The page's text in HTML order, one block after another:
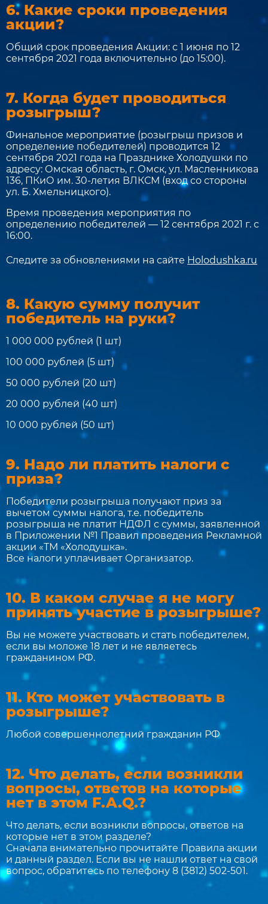
6. Какие сроки проведения
акции?
Общий срок проведения Акции: с 1 июня по 12
сентября 2021 года включительно (до 15:00).
7. Когда будет проводиться
розыгрыш?
Финальное мероприятие (розыгрыш призов и
определение победителей) проводится 12
сентября 2021 года на Празднике Холодушки по
адресу: Омская область, г. Омск, ул. Масленникова
136, ПКиО им. 30-летия ВЛКСМ (вход со стороны
ул. Б. Хмельницкого).
Время проведения мероприятия по
определению победителей — 12 сентября 2021 г. с
16:00.
Следите за обновлениями на сайте Holodushka.ru
8. Какую сумму получит
победитель на руки?
1 000 000 рублей (1 шт)
100 000 рублей (5 шт)
50 000 рублей (20 шт)
20 000 рублей (40 шт)
10 000 рублей (50 шт)
9. Надо ли платить налоги с
приза?
Победители розыгрыша получают приз за
вычетом суммы налога, т.е. победитель
розыгрыша не платит НДФЛ с суммы, заявленной
в Приложении №1 Правил проведения Рекламной
акции «ТМ «Холодушка».
Все налоги уплачивает Организатор.
10. В каком случае я не могу
принять участие в розыгрыше?
Вы не можете участвовать и стать победителем,
если вы моложе 18 лет и не являетесь
гражданином РФ.
11. Кто может участвовать в
розыгрыше?
Любой совершеннолетний гражданин РФ
12. Что делать, если возникли
вопросы, ответов на которые
нет в этом F.A.Q.?
Что делать, если возникли вопросы, ответов на
которые нет в этом разделе?
Сначала внимательно прочитайте Правила акции
и данный раздел. Если вы не нашли ответ на свой
вопрос, обратитесь по телефону 8 (3812) 502-501.